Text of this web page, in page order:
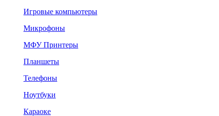
Игровые компьютеры
Микрофоны
МФУ Принтеры
Планшеты
Телефоны
Ноутбуки
Караоке